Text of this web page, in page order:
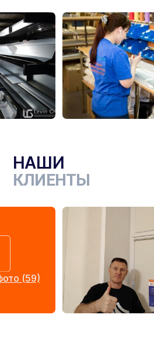
НАШИ
КЛИЕНТЫ
(59)